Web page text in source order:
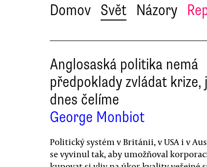
Domov Svět Názory
Anglosaská politika nemá
předpoklady zvládat krize,
dnes čelíme
George Monbiot
Politický systém v Británii, v USA i v
se vyvinul tak, aby umožňoval